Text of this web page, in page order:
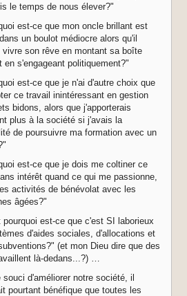
le temps de nous élever?"
est-ce que mon oncle brillant est
un boulot médiocre alors qu'il
vivre son rêve en montant sa boîte
en s'engageant politiquement?"
est-ce que je n'ai d'autre choix que
ce travail inintéressant en gestion
bidons, alors que j'apporterais
plus à la société si j'avais la
de poursuivre ma formation avec un
est-ce que je dois me coltiner ce
intérêt quand ce qui me passionne,
activités de bénévolat avec les
âgées?"
pourquoi est-ce que c'est SI laborieux
d'aides sociales, d'allocations et
(et mon Dieu dire que des
là-dedans...?) …
souci d'améliorer notre société, il
pourtant bénéfique que toutes les